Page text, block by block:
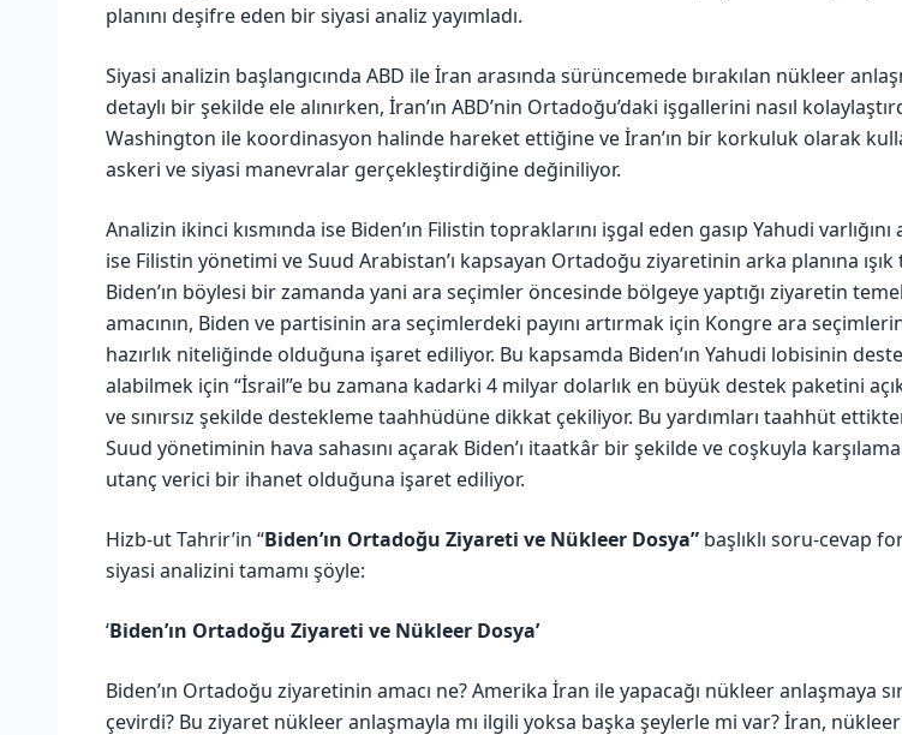
planını deşifre eden bir siyasi analiz yayımladı.
Siyasi analizin başlangıcında ABD ile İran arasında sürüncemede bırakılan nükleer
detaylı bir şekilde ele alınırken, İran’ın ABD’nin Ortadoğu’daki işgallerini nasıl
Washington ile koordinasyon halinde hareket ettiğine ve İran’ın bir korkuluk olarak
askeri ve siyasi manevralar gerçekleştirdiğine değiniliyor.
Analizin ikinci kısmında ise Biden’ın Filistin topraklarını işgal eden gasıp Yahudi varlığını
ise Filistin yönetimi ve Suud Arabistan’ı kapsayan Ortadoğu ziyaretinin arka planına
Biden’ın böylesi bir zamanda yani ara seçimler öncesinde bölgeye yaptığı ziyaretin temel
amacının, Biden ve partisinin ara seçimlerdeki payını artırmak için Kongre ara
hazırlık niteliğinde olduğuna işaret ediliyor. Bu kapsamda Biden’ın Yahudi lobisinin
alabilmek için “İsrail”e bu zamana kadarki 4 milyar dolarlık en büyük destek paketini
ve sınırsız şekilde destekleme taahhüdüne dikkat çekiliyor. Bu yardımları taahhüt
Suud yönetiminin hava sahasını açarak Biden’ı itaatkâr bir şekilde ve coşkuyla
utanç verici bir ihanet olduğuna işaret ediliyor.
Hizb-ut Tahrir’in “Biden’ın Ortadoğu Ziyareti ve Nükleer Dosya” başlıklı soru-cevap
siyasi analizini tamamı şöyle:
‘Biden’ın Ortadoğu Ziyareti ve Nükleer Dosya’
Biden’ın Ortadoğu ziyaretinin amacı ne? Amerika İran ile yapacağı nükleer anlaşmaya
çevirdi? Bu ziyaret nükleer anlaşmayla mı ilgili yoksa başka şeylerle mi var? İran,